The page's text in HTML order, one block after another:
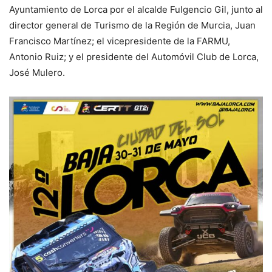
Ayuntamiento de Lorca por el alcalde Fulgencio Gil, junto al
director general de Turismo de la Región de Murcia, Juan
Francisco Martínez; el vicepresidente de la FARMU,
Antonio Ruiz; y el presidente del Automóvil Club de Lorca,
José Mulero.